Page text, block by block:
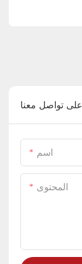
تواصل معنا
اسم
المحتوى